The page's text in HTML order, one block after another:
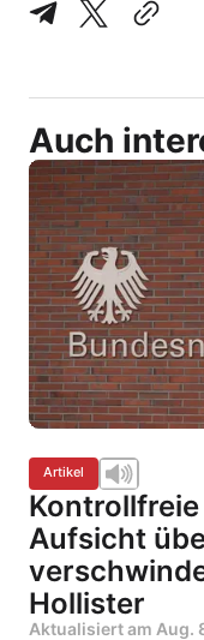
Auch
Artikel
Kontrollfreie
Aufsicht
Hollister
Aktualisiert am Aug.